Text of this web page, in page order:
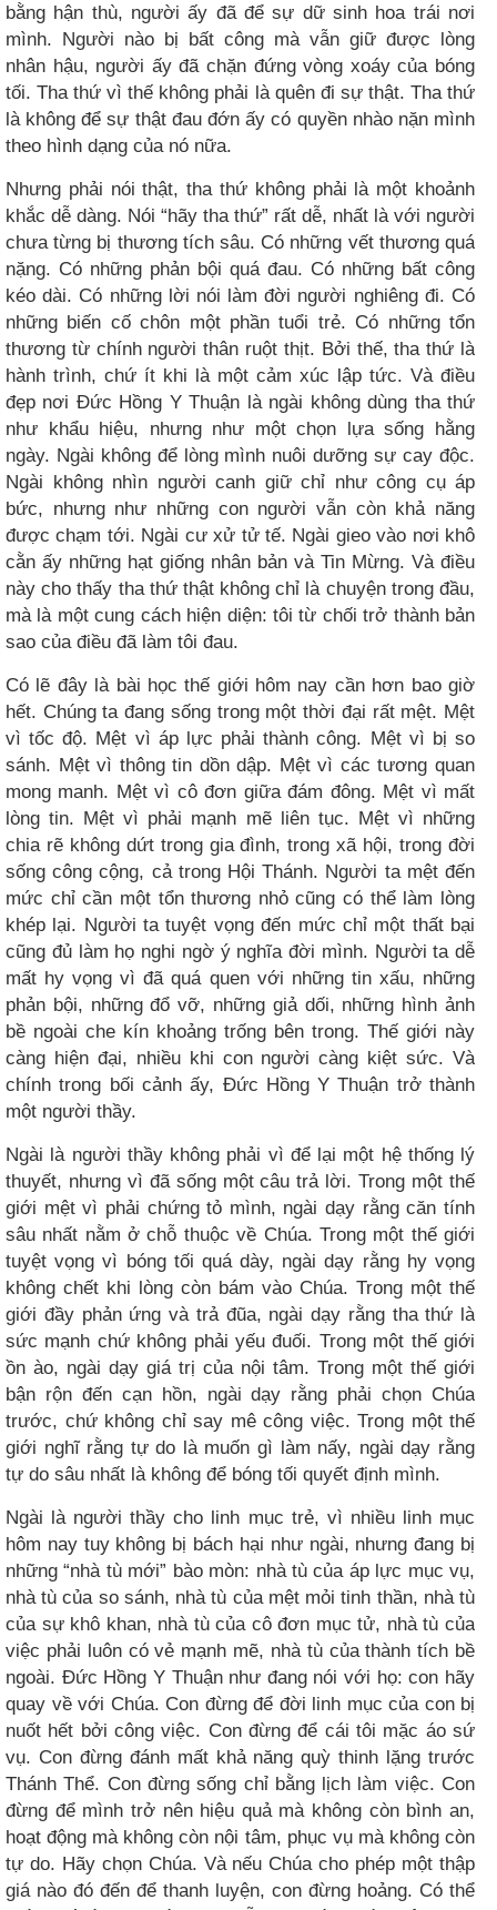
bằng hận thù, người ấy đã để sự dữ sinh hoa trái nơi
mình. Người nào bị bất công mà vẫn giữ được lòng
nhân hậu, người ấy đã chặn đứng vòng xoáy của bóng
tối. Tha thứ vì thế không phải là quên đi sự thật. Tha thứ
là không để sự thật đau đớn ấy có quyền nhào nặn mình
theo hình dạng của nó nữa.
Nhưng phải nói thật, tha thứ không phải là một khoảnh
khắc dễ dàng. Nói “hãy tha thứ” rất dễ, nhất là với người
chưa từng bị thương tích sâu. Có những vết thương quá
nặng. Có những phản bội quá đau. Có những bất công
kéo dài. Có những lời nói làm đời người nghiêng đi. Có
những biến cố chôn một phần tuổi trẻ. Có những tổn
thương từ chính người thân ruột thịt. Bởi thế, tha thứ là
hành trình, chứ ít khi là một cảm xúc lập tức. Và điều
đẹp nơi Đức Hồng Y Thuận là ngài không dùng tha thứ
như khẩu hiệu, nhưng như một chọn lựa sống hằng
ngày. Ngài không để lòng mình nuôi dưỡng sự cay độc.
Ngài không nhìn người canh giữ chỉ như công cụ áp
bức, nhưng như những con người vẫn còn khả năng
được chạm tới. Ngài cư xử tử tế. Ngài gieo vào nơi khô
cằn ấy những hạt giống nhân bản và Tin Mừng. Và điều
này cho thấy tha thứ thật không chỉ là chuyện trong đầu,
mà là một cung cách hiện diện: tôi từ chối trở thành bản
sao của điều đã làm tôi đau.
Có lẽ đây là bài học thế giới hôm nay cần hơn bao giờ
hết. Chúng ta đang sống trong một thời đại rất mệt. Mệt
vì tốc độ. Mệt vì áp lực phải thành công. Mệt vì bị so
sánh. Mệt vì thông tin dồn dập. Mệt vì các tương quan
mong manh. Mệt vì cô đơn giữa đám đông. Mệt vì mất
lòng tin. Mệt vì phải mạnh mẽ liên tục. Mệt vì những
chia rẽ không dứt trong gia đình, trong xã hội, trong đời
sống công cộng, cả trong Hội Thánh. Người ta mệt đến
mức chỉ cần một tổn thương nhỏ cũng có thể làm lòng
khép lại. Người ta tuyệt vọng đến mức chỉ một thất bại
cũng đủ làm họ nghi ngờ ý nghĩa đời mình. Người ta dễ
mất hy vọng vì đã quá quen với những tin xấu, những
phản bội, những đổ vỡ, những giả dối, những hình ảnh
bề ngoài che kín khoảng trống bên trong. Thế giới này
càng hiện đại, nhiều khi con người càng kiệt sức. Và
chính trong bối cảnh ấy, Đức Hồng Y Thuận trở thành
một người thầy.
Ngài là người thầy không phải vì để lại một hệ thống lý
thuyết, nhưng vì đã sống một câu trả lời. Trong một thế
giới mệt vì phải chứng tỏ mình, ngài dạy rằng căn tính
sâu nhất nằm ở chỗ thuộc về Chúa. Trong một thế giới
tuyệt vọng vì bóng tối quá dày, ngài dạy rằng hy vọng
không chết khi lòng còn bám vào Chúa. Trong một thế
giới đầy phản ứng và trả đũa, ngài dạy rằng tha thứ là
sức mạnh chứ không phải yếu đuối. Trong một thế giới
ồn ào, ngài dạy giá trị của nội tâm. Trong một thế giới
bận rộn đến cạn hồn, ngài dạy rằng phải chọn Chúa
trước, chứ không chỉ say mê công việc. Trong một thế
giới nghĩ rằng tự do là muốn gì làm nấy, ngài dạy rằng
tự do sâu nhất là không để bóng tối quyết định mình.
Ngài là người thầy cho linh mục trẻ, vì nhiều linh mục
hôm nay tuy không bị bách hại như ngài, nhưng đang bị
những “nhà tù mới” bào mòn: nhà tù của áp lực mục vụ,
nhà tù của so sánh, nhà tù của mệt mỏi tinh thần, nhà tù
của sự khô khan, nhà tù của cô đơn mục tử, nhà tù của
việc phải luôn có vẻ mạnh mẽ, nhà tù của thành tích bề
ngoài. Đức Hồng Y Thuận như đang nói với họ: con hãy
quay về với Chúa. Con đừng để đời linh mục của con bị
nuốt hết bởi công việc. Con đừng để cái tôi mặc áo sứ
vụ. Con đừng đánh mất khả năng quỳ thinh lặng trước
Thánh Thể. Con đừng sống chỉ bằng lịch làm việc. Con
đừng để mình trở nên hiệu quả mà không còn bình an,
hoạt động mà không còn nội tâm, phục vụ mà không còn
tự do. Hãy chọn Chúa. Và nếu Chúa cho phép một thập
giá nào đó đến để thanh luyện, con đừng hoảng. Có thể